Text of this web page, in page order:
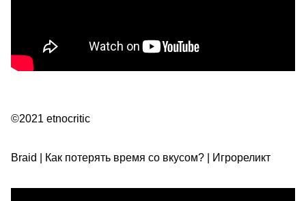
©2021 etnocritic
Braid | Как потерять время со вкусом? | Игрореликт